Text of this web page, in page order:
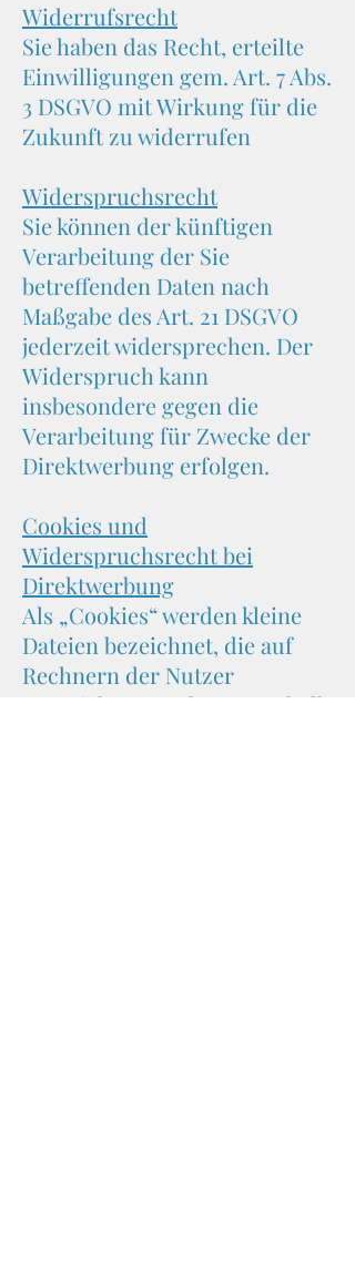
Widerrufsrecht
​Sie haben das Recht, erteilte
Einwilligungen gem. Art. 7 Abs.
3 DSGVO mit Wirkung für die
Zukunft zu widerrufen
Widerspruchsrecht
​Sie können der künftigen
Verarbeitung der Sie
betreffenden Daten nach
Maßgabe des Art. 21 DSGVO
jederzeit widersprechen. Der
Widerspruch kann
insbesondere gegen die
Verarbeitung für Zwecke der
Direktwerbung erfolgen.
Cookies und
Widerspruchsrecht bei
Direktwerbung
​Als „Cookies“ werden kleine
Dateien bezeichnet, die auf
Rechnern der Nutzer
gespeichert werden. Innerhalb